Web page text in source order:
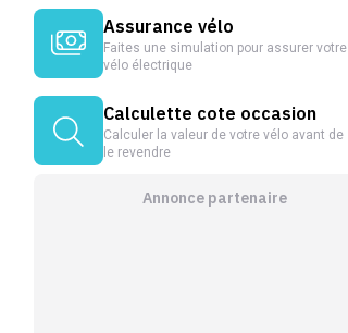
Assurance vélo
Faites une simulation pour assurer votre
vélo électrique
Calculette cote occasion
Calculer la valeur de votre vélo avant de
le revendre
Annonce partenaire